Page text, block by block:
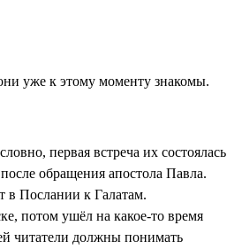
уже к этому моменту знакомы.
первая встреча их состоялась
обращения апостола Павла.
в Послании к Галатам.
потом ушёл на какое-то время
читатели должны понимать